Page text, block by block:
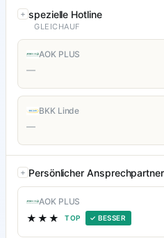
spezielle Hotline
GLEICHAUF
AOK PLUS
—
BKK Linde
—
Persönlicher
AOK PLUS
★★★ TOP ✓ BESSER